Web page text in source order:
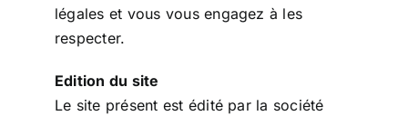
légales et vous vous engagez à les
respecter.
Edition du site
Le site présent est édité par la société